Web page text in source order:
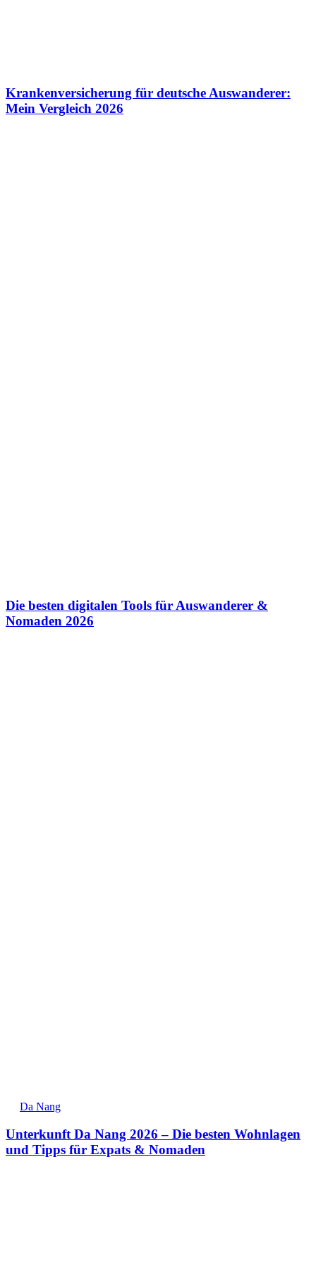
Krankenversicherung für deutsche Auswanderer:
Mein Vergleich 2026
Die besten digitalen Tools für Auswanderer &
Nomaden 2026
Da Nang
Unterkunft Da Nang 2026 – Die besten Wohnlagen
und Tipps für Expats & Nomaden